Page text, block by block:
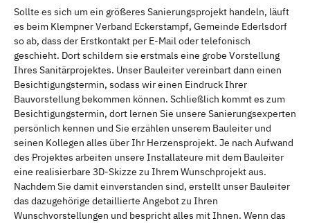
Sollte es sich um ein größeres Sanierungsprojekt handeln, läuft
es beim Klempner Verband Eckerstampf, Gemeinde Ederlsdorf
so ab, dass der Erstkontakt per E-Mail oder telefonisch
geschieht. Dort schildern sie erstmals eine grobe Vorstellung
Ihres Sanitärprojektes. Unser Bauleiter vereinbart dann einen
Besichtigungstermin, sodass wir einen Eindruck Ihrer
Bauvorstellung bekommen können. Schließlich kommt es zum
Besichtigungstermin, dort lernen Sie unsere Sanierungsexperten
persönlich kennen und Sie erzählen unserem Bauleiter und
seinen Kollegen alles über Ihr Herzensprojekt. Je nach Aufwand
des Projektes arbeiten unsere Installateure mit dem Bauleiter
eine realisierbare 3D-Skizze zu Ihrem Wunschprojekt aus.
Nachdem Sie damit einverstanden sind, erstellt unser Bauleiter
das dazugehörige detaillierte Angebot zu Ihren
Wunschvorstellungen und bespricht alles mit Ihnen. Wenn das